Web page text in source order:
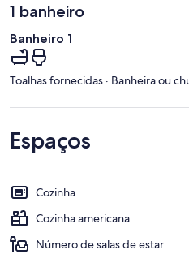
1 banheiro
Banheiro 1
Toalhas fornecidas · Banheira ou
Espaços
Cozinha
Cozinha americana
Número de salas de estar